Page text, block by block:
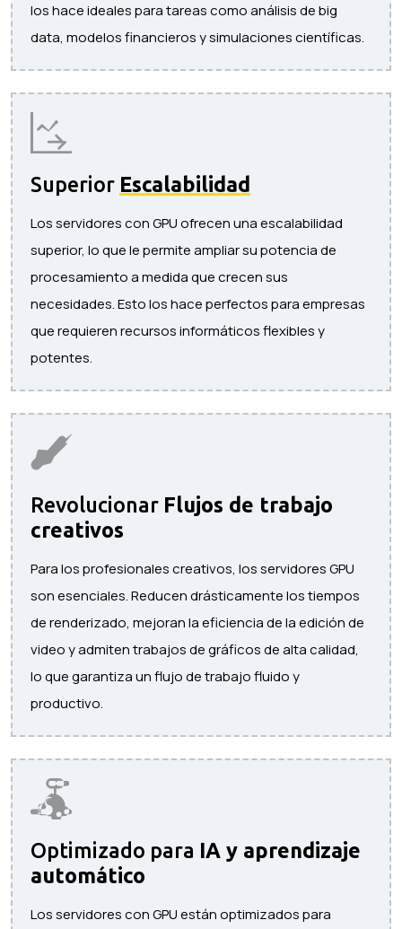
los hace ideales para tareas como análisis de big
data, modelos financieros y simulaciones científicas.
Superior Escalabilidad
Los servidores con GPU ofrecen una escalabilidad
superior, lo que le permite ampliar su potencia de
procesamiento a medida que crecen sus
necesidades. Esto los hace perfectos para empresas
que requieren recursos informáticos flexibles y
potentes.
Revolucionar Flujos de trabajo
creativos
Para los profesionales creativos, los servidores GPU
son esenciales. Reducen drásticamente los tiempos
de renderizado, mejoran la eficiencia de la edición de
video y admiten trabajos de gráficos de alta calidad,
lo que garantiza un flujo de trabajo fluido y
productivo.
Optimizado para IA y aprendizaje
automático
Los servidores con GPU están optimizados para